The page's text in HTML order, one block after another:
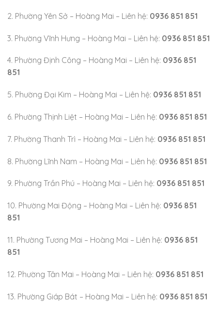
2. Phường Yên Sở – Hoàng Mai – Liên hệ: 0936 851 851
3. Phường Vĩnh Hưng – Hoàng Mai – Liên hệ: 0936 851 851
4. Phường Định Công – Hoàng Mai – Liên hệ: 0936 851
851
5. Phường Đại Kim – Hoàng Mai – Liên hệ: 0936 851 851
6. Phường Thịnh Liệt – Hoàng Mai – Liên hệ: 0936 851 851
7. Phường Thanh Trì – Hoàng Mai – Liên hệ: 0936 851 851
8. Phường Lĩnh Nam – Hoàng Mai – Liên hệ: 0936 851 851
9. Phường Trần Phú – Hoàng Mai – Liên hệ: 0936 851 851
10. Phường Mai Động – Hoàng Mai – Liên hệ: 0936 851
851
11. Phường Tương Mai – Hoàng Mai – Liên hệ: 0936 851
851
12. Phường Tân Mai – Hoàng Mai – Liên hệ: 0936 851 851
13. Phường Giáp Bát – Hoàng Mai – Liên hệ: 0936 851 851